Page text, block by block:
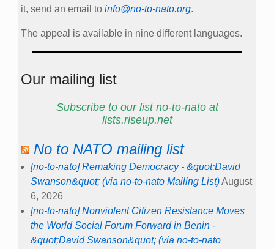
it, send an email to info@no-to-nato.org.
The appeal is available in nine different languages.
Our mailing list
Subscribe to our list no-to-nato at
lists.riseup.net
No to NATO mailing list
[no-to-nato] Remaking Democracy - &quot;David
Swanson&quot; (via no-to-nato Mailing List)August
6, 2026
[no-to-nato] Nonviolent Citizen Resistance Moves
the World Social Forum Forward in Benin -
&quot;David Swanson&quot; (via no-to-nato